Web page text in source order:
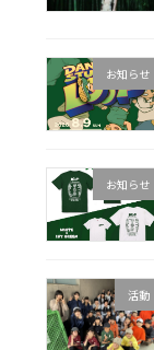
お知らせ
お知らせ
活動